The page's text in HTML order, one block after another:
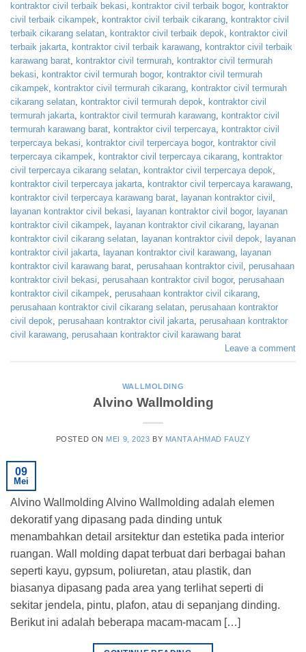
kontraktor civil terbaik bekasi, kontraktor civil terbaik bogor, kontraktor
civil terbaik cikampek, kontraktor civil terbaik cikarang, kontraktor civil
terbaik cikarang selatan, kontraktor civil terbaik depok, kontraktor civil
terbaik jakarta, kontraktor civil terbaik karawang, kontraktor civil terbaik
karawang barat, kontraktor civil termurah, kontraktor civil termurah
bekasi, kontraktor civil termurah bogor, kontraktor civil termurah
cikampek, kontraktor civil termurah cikarang, kontraktor civil termurah
cikarang selatan, kontraktor civil termurah depok, kontraktor civil
termurah jakarta, kontraktor civil termurah karawang, kontraktor civil
termurah karawang barat, kontraktor civil terpercaya, kontraktor civil
terpercaya bekasi, kontraktor civil terpercaya bogor, kontraktor civil
terpercaya cikampek, kontraktor civil terpercaya cikarang, kontraktor
civil terpercaya cikarang selatan, kontraktor civil terpercaya depok,
kontraktor civil terpercaya jakarta, kontraktor civil terpercaya karawang,
kontraktor civil terpercaya karawang barat, layanan kontraktor civil ,
layanan kontraktor civil bekasi, layanan kontraktor civil bogor, layanan
kontraktor civil cikampek, layanan kontraktor civil cikarang, layanan
kontraktor civil cikarang selatan, layanan kontraktor civil depok, layanan
kontraktor civil jakarta, layanan kontraktor civil karawang, layanan
kontraktor civil karawang barat, perusahaan kontraktor civil , perusahaan
kontraktor civil bekasi, perusahaan kontraktor civil bogor, perusahaan
kontraktor civil cikampek, perusahaan kontraktor civil cikarang,
perusahaan kontraktor civil cikarang selatan, perusahaan kontraktor
civil depok, perusahaan kontraktor civil jakarta, perusahaan kontraktor
civil karawang, perusahaan kontraktor civil karawang barat
Leave a comment
WALLMOLDING
Alvino Wallmolding
POSTED ON MEI 9, 2023 BY MANTA AHMAD FAUZY
09
Mei
Alvino Wallmolding Alvino Wallmolding adalah elemen
dekoratif yang dipasang pada dinding untuk
menambahkan detail arsitektur dan estetika pada interior
ruangan. Wall molding dapat terbuat dari berbagai bahan
seperti kayu, gypsum, poliuretan, atau plastik, dan
biasanya dipasang pada area yang terlihat seperti di
sekitar jendela, pintu, plafon, atau di sepanjang dinding.
Berikut ini adalah beberapa macam-macam […]